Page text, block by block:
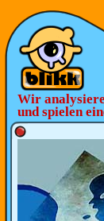
Wir
und spielen